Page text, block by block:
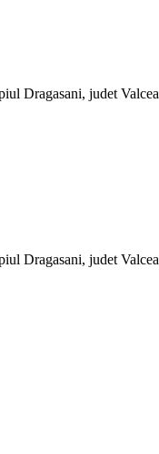
Dragasani, judet Valcea
Dragasani, judet Valcea